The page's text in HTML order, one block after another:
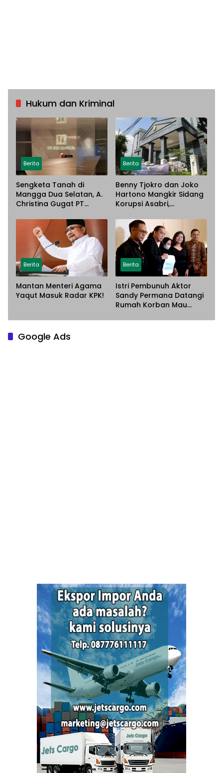
Hukum dan Kriminal
Berita
Sengketa Tanah di
Mangga Dua Selatan, A.
Christina Gugat PT
Dugaan Penyerobotan
Lahan
Berita
Benny Tjokro dan Joko
Hartono Mangkir Sidang
Korupsi Asabri,
Paksa
Berita
Mantan Menteri Agama
Yaqut Masuk Radar KPK!
Berita
Istri Pembunuh Aktor
Sandy Permana Datangi
Rumah Korban Mau
Google Ads